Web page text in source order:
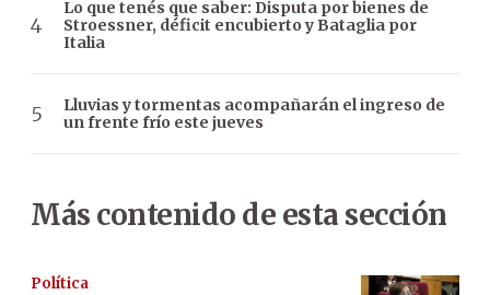
Lo que tenés que saber: Disputa por bienes de
Stroessner, déficit encubierto y Bataglia por
Italia
Lluvias y tormentas acompañarán el ingreso de
un frente frío este jueves
Más contenido de esta sección
Política